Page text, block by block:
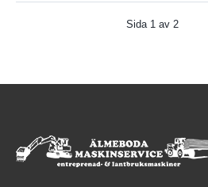
Sida 1 av 2